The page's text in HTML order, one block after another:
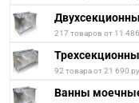
217 товаров от 11 486
92 товара от 21 690
Ванны